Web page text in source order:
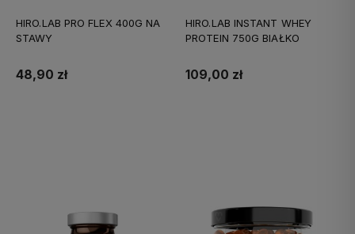
HIRO.LAB PRO FLEX 400G NA
STAWY
48,90 zł
HIRO.LAB INSTANT WHEY
PROTEIN 750G BIAŁKO
109,00 zł